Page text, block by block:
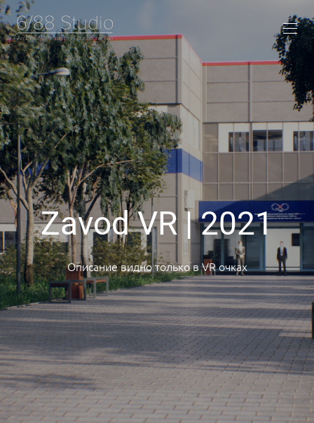
Zavod VR | 2021
Описание видно только в VR очках